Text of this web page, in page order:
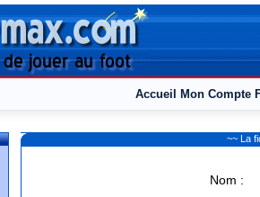
Accueil Mon Compte
~~ La
Nom :